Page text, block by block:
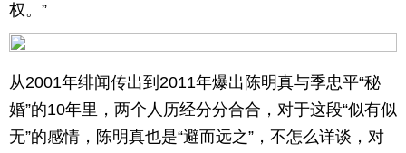
权。”
从2001年绯闻传出到2011年爆出陈明真与季忠平“秘
婚”的10年里，两个人历经分分合合，对于这段“似有似
无”的感情，陈明真也是“避而远之”，不怎么详谈，对